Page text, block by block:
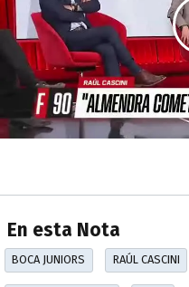
En esta Nota
BOCA JUNIORS RAÚL CASCINI